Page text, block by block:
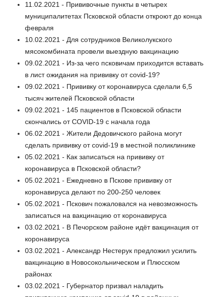
11.02.2021 - Прививочные пункты в четырех
муниципалитетах Псковской области откроют до конца
февраля
10.02.2021 - Для сотрудников Великолукского
мясокомбината провели выездную вакцинацию
09.02.2021 - Из-за чего псковичам приходится вставать
в лист ожидания на прививку от covid-19?
09.02.2021 - Прививку от коронавируса сделали 6,5
тысяч жителей Псковской области
09.02.2021 - 145 пациентов в Псковской области
скончались от COVID-19 c начала года
06.02.2021 - Жители Дедовичского района могут
сделать прививку от covid-19 в местной поликлинике
05.02.2021 - Как записаться на прививку от
коронавируса в Псковской области?
05.02.2021 - Ежедневно в Пскове прививку от
коронавируса делают по 200-250 человек
05.02.2021 - Пскович пожаловался на невозможность
записаться на вакцинацию от коронавируса
03.02.2021 - В Печорском районе идёт вакцинация от
коронавируса
03.02.2021 - Александр Нестерук предложил усилить
вакцинацию в Новосокольническом и Плюсском
районах
03.02.2021 - Губернатор призвал наладить